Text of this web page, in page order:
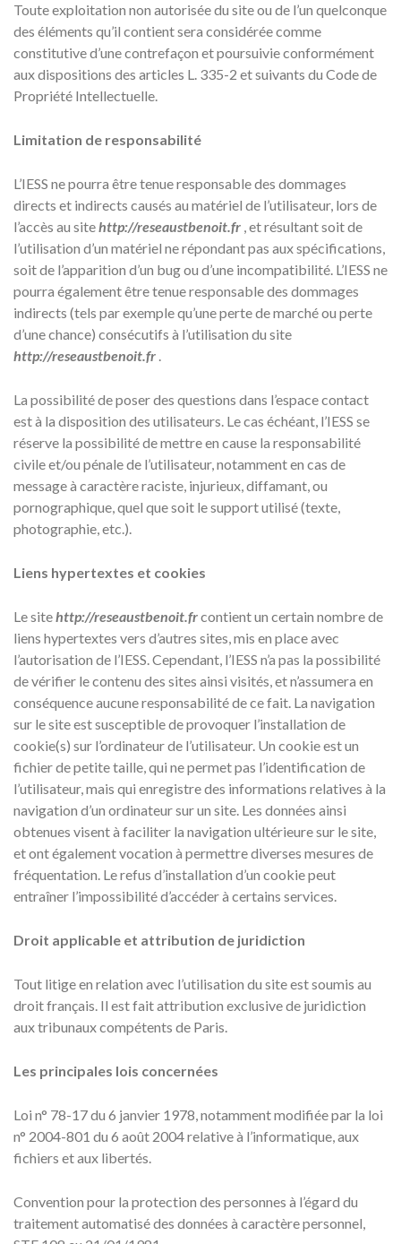
Toute exploitation non autorisée du site ou de l’un quelconque
des éléments qu’il contient sera considérée comme
constitutive d’une contrefaçon et poursuivie conformément
aux dispositions des articles L. 335-2 et suivants du Code de
Propriété Intellectuelle.
Limitation de responsabilité
L’IESS ne pourra être tenue responsable des dommages
directs et indirects causés au matériel de l’utilisateur, lors de
l’accès au sitehttp://reseaustbenoit.fr , et résultant soit de
l’utilisation d’un matériel ne répondant pas aux spécifications,
soit de l’apparition d’un bug ou d’une incompatibilité. L’IESS ne
pourra également être tenue responsable des dommages
indirects (tels par exemple qu’une perte de marché ou perte
d’une chance) consécutifs à l’utilisation du site
http://reseaustbenoit.fr .
La possibilité de poser des questions dans l’espace contact
est à la disposition des utilisateurs. Le cas échéant, l’IESS se
réserve la possibilité de mettre en cause la responsabilité
civile et/ou pénale de l’utilisateur, notamment en cas de
message à caractère raciste, injurieux, diffamant, ou
pornographique, quel que soit le support utilisé (texte,
photographie, etc.).
Liens hypertextes et cookies
Le sitehttp://reseaustbenoit.frcontient un certain nombre de
liens hypertextes vers d’autres sites, mis en place avec
l’autorisation de l’IESS. Cependant, l’IESS n’a pas la possibilité
de vérifier le contenu des sites ainsi visités, et n’assumera en
conséquence aucune responsabilité de ce fait. La navigation
sur le site est susceptible de provoquer l’installation de
cookie(s) sur l’ordinateur de l’utilisateur. Un cookie est un
fichier de petite taille, qui ne permet pas l’identification de
l’utilisateur, mais qui enregistre des informations relatives à la
navigation d’un ordinateur sur un site. Les données ainsi
obtenues visent à faciliter la navigation ultérieure sur le site,
et ont également vocation à permettre diverses mesures de
fréquentation. Le refus d’installation d’un cookie peut
entraîner l’impossibilité d’accéder à certains services.
Droit applicable et attribution de juridiction
Tout litige en relation avec l’utilisation du site est soumis au
droit français. Il est fait attribution exclusive de juridiction
aux tribunaux compétents de Paris.
Les principales lois concernées
Loi n° 78-17 du 6 janvier 1978, notamment modifiée par la loi
n° 2004-801 du 6 août 2004 relative à l’informatique, aux
fichiers et aux libertés.
Convention pour la protection des personnes à l’égard du
traitement automatisé des données à caractère personnel,